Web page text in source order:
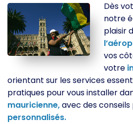
Dès
notre
plaisir
vos
votre
orientant sur les services
pratiques pour vous installer
mauricienne,avec des
personnalisés.